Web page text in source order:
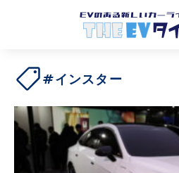
#インスター